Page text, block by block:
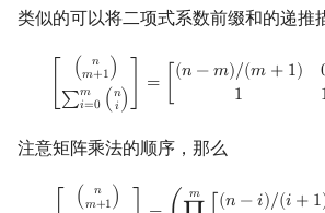
类似的可以将二项式系数前缀和的递推
( 𝑛
𝑚+1)
∑𝑚
𝑖=0 (𝑛
𝑖)
= (𝑛 −𝑚)/(𝑚 + 1)
1
nm + )∑ i = m )]=[( m) /(m+ 1 0 1 (
注意矩阵乘法的顺序，那么
( 𝑛
𝑚+1)
𝑚 (𝑛 −𝑖)/(𝑖 + 1
+1 ∑ =0 m ni ∏i =0 m[(n )/( i+1 0 11